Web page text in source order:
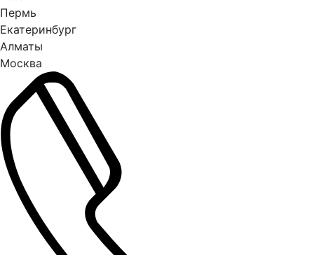
Пермь
Екатеринбург
Алматы
Москва